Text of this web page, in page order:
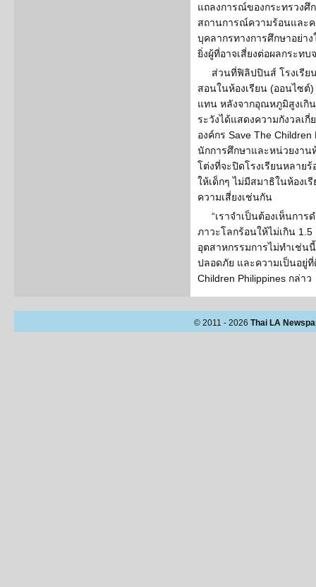
แถลงการณ์ของกระทรวงศึ
สถานการณ์ความร้อนและ
บุคลากรทางการศึกษาอย่า
ยิ่งผู้ที่อาจเสี่ยงต่อผลกระท
ส่วนที่ฟิลิปปินส์ โรงเรีย
สอนในห้องเรียน (ออนไซต์
แทน หลังจากอุณหภูมิสูงเกิ
ระวังได้แสดงความกังวลเ
องค์กร Save The
นักการศึกษาและหน่วยงาน
โต่งที่จะปิดโรงเรียนหลาย
ให้เด็กๆ ไม่มีสมาธิในห้องเ
ความเสี่ยงเช่นกัน
“เราจำเป็นต้องเห็นกา
ภาวะโลกร้อนให้ไม่เกิน
อุตสาหกรรมการไม่ทำเช่น
ปลอดภัย และความเป็นอยู่ที่
Children Philippines กล่าว
© 2011 - 2026 Thai LA